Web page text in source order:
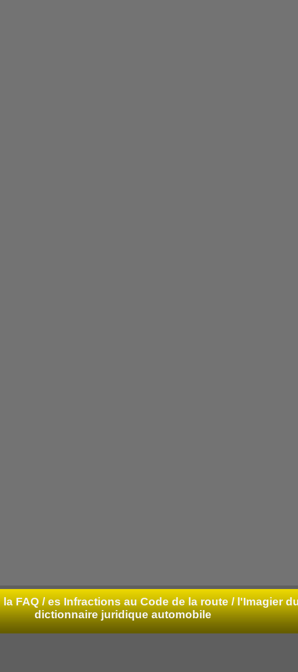
la FAQ /es Infractions au Code de la route / l'Imagier
dictionnaire juridique automobile